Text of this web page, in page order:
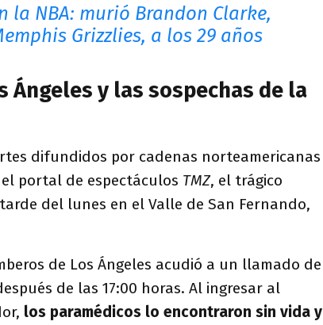
la NBA: murió Brandon Clarke,
Grizzlies, a los 29 años
Ángeles y las sospechas de la
difundidos por cadenas norteamericanas
portal de espectáculos TMZ, el trágico
del lunes en el Valle de San Fernando,
de Los Ángeles acudió a un llamado de
de las 17:00 horas. Al ingresar al
los paramédicos lo encontraron sin vida y